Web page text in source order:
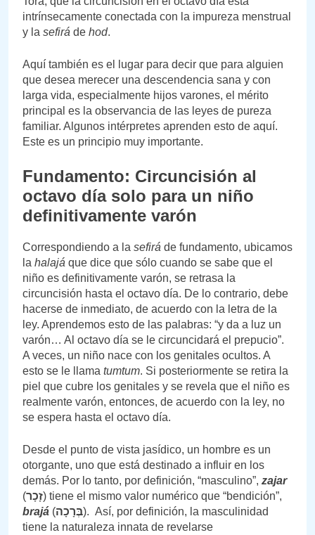
intrínsecamente conectada con la impureza menstrual
y la sefirá de hod.
Aquí también es el lugar para decir que para alguien
que desea merecer una descendencia sana y con
larga vida, especialmente hijos varones, el mérito
principal es la observancia de las leyes de pureza
familiar. Algunos intérpretes aprenden esto de aquí.
Este es un principio muy importante.
Fundamento: Circuncisión al
octavo día solo para un niño
definitivamente varón
Correspondiendo a la sefirá de fundamento, ubicamos
la halajá que dice que sólo cuando se sabe que el
niño es definitivamente varón, se retrasa la
circuncisión hasta el octavo día. De lo contrario, debe
hacerse de inmediato, de acuerdo con la letra de la
ley. Aprendemos esto de las palabras: “y da a luz un
varón… Al octavo día se le circuncidará el prepucio”.
A veces, un niño nace con los genitales ocultos. A
esto se le llama tumtum. Si posteriormente se retira la
piel que cubre los genitales y se revela que el niño es
realmente varón, entonces, de acuerdo con la ley, no
se espera hasta el octavo día.
Desde el punto de vista jasídico, un hombre es un
otorgante, uno que está destinado a influir en los
demás. Por lo tanto, por definición, “masculino”, zajar
(זָכָר) tiene el mismo valor numérico que “bendición”,
brajá (בְּרָכָה). Así, por definición, la masculinidad
tiene la naturaleza innata de revelarse